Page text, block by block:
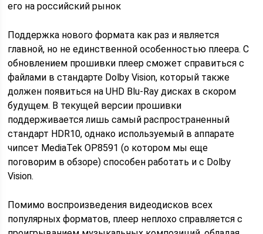
его на российский рынок
Поддержка нового формата как раз и является
главной, но не единственной особенностью плеера. С
обновлением прошивки плеер сможет справиться с
файлами в стандарте Dolby Vision, который также
должен появиться на UHD Blu-Ray дисках в скором
будущем. В текущей версии прошивки
поддерживается лишь самый распространенный
стандарт HDR10, однако используемый в аппарате
чипсет MediaTek ОР8591 (о котором мы еще
поговорим в обзоре) способен работать и с Dolby
Vision.
Помимо воспроизведения видеодисков всех
популярных форматов, плеер неплохо справляется с